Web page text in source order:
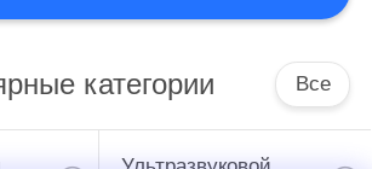
категории Все